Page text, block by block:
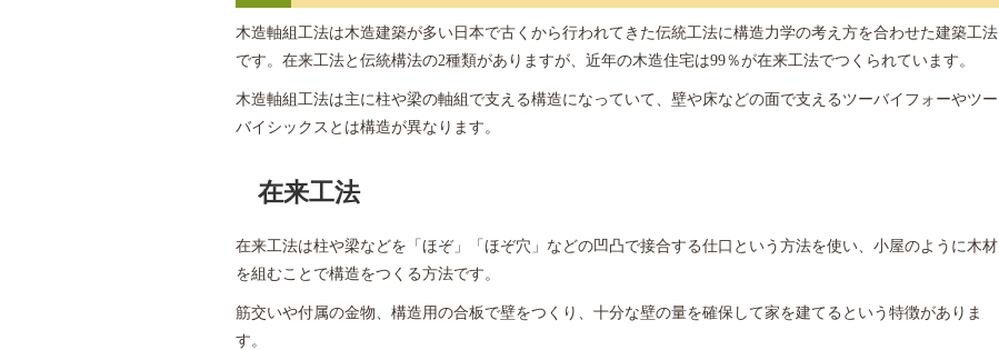
木造軸組工法は木造建築が多い日本で古くから行われてきた伝統工法に構造力学の考え方を合わせた建築工法
です。在来工法と伝統構法の2種類がありますが、近年の木造住宅は99％が在来工法でつくられています。
木造軸組工法は主に柱や梁の軸組で支える構造になっていて、壁や床などの面で支えるツーバイフォーやツー
バイシックスとは構造が異なります。
在来工法
在来工法は柱や梁などを「ほぞ」「ほぞ穴」などの凹凸で接合する仕口という方法を使い、小屋のように木材
を組むことで構造をつくる方法です。
筋交いや付属の金物、構造用の合板で壁をつくり、十分な壁の量を確保して家を建てるという特徴がありま
す。